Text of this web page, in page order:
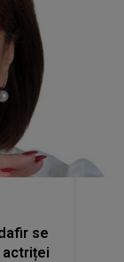
se
actriței